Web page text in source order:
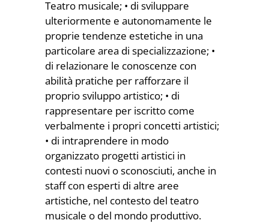
Teatro musicale; • di sviluppare
ulteriormente e autonomamente le
proprie tendenze estetiche in una
particolare area di specializzazione; •
di relazionare le conoscenze con
abilità pratiche per rafforzare il
proprio sviluppo artistico; • di
rappresentare per iscritto come
verbalmente i propri concetti artistici;
• di intraprendere in modo
organizzato progetti artistici in
contesti nuovi o sconosciuti, anche in
staff con esperti di altre aree
artistiche, nel contesto del teatro
musicale o del mondo produttivo.